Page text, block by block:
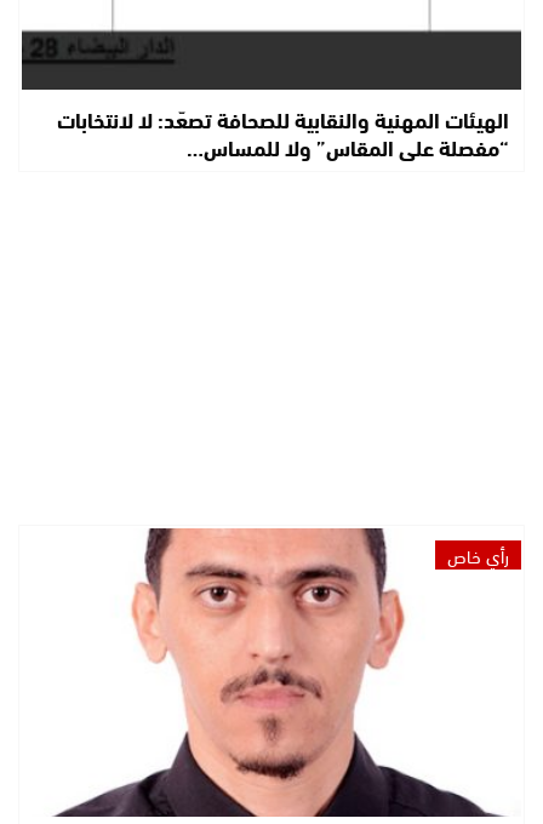
الهيئات المهنية والنقابية للصحافة تصعّد: لا لانتخابات
“مفصلة على المقاس” ولا للمساس…
رأي خاص